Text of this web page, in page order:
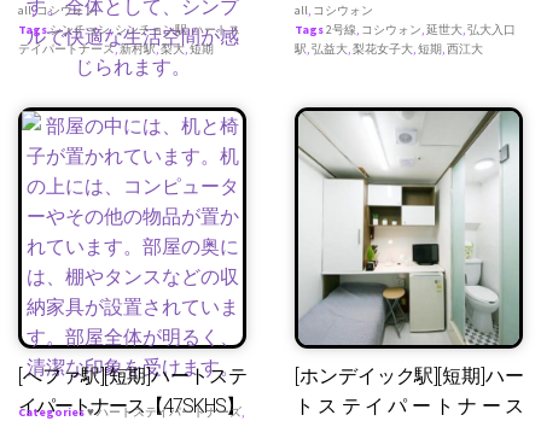
all,コシウォン
Tagsシンチョン,シンチョン駅,ハートス
テイパートナース,新村駅,梨大,短期
all, コシウォン
Tags2号線, コシウォン,延世大,弘大入口
駅,弘益大,梨花女子大,短期,西江大
[へファ駅][短期]ハートステ
イパートナース【47SKHS】
Categories♥ ハートステイパートナーズ,
[ホンデイック駅][短期]ハー
トステイパートナース